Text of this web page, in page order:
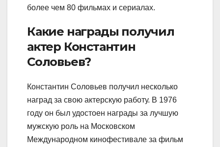
более чем 80 фильмах и сериалах.
Какие награды получил
актер Константин
Соловьев?
Константин Соловьев получил несколько
наград за свою актерскую работу. В 1976
году он был удостоен награды за лучшую
мужскую роль на Московском
Международном кинофестивале за фильм